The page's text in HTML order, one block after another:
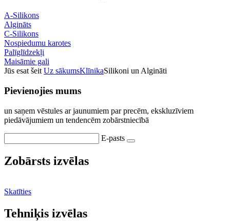
A-Silikons
Algināts
C-Silikons
Nospiedumu karotes
Palīglīdzekļi
Maisāmie gali
Jūs esat šeit Uz sākumsKlīnikaSilikoni un Algināti
Pievienojies mums
un saņem vēstules ar jaunumiem par precēm, ekskluzīviem
piedāvājumiem un tendencēm zobārstniecībā
E-pasts
Zobārsts izvēlas
Skatīties
Tehniķis izvēlas